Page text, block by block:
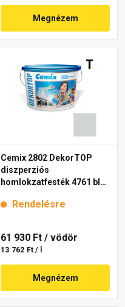
Megnézem
Cemix 2802 DekorTOP
diszperziós
homlokzatfesték 4761 blue
Rendelésre
61 930 Ft / vödör
13 762 Ft / l
Megnézem